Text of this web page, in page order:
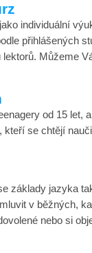
individuální
přihlášených
Můžeme
od 15 let,
se chtějí
základy jazyka
v běžných,
nebo si